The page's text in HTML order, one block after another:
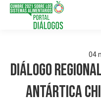
04
Diálogo
Antártica